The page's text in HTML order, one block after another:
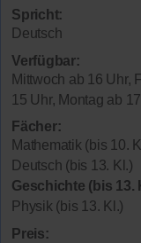
Spricht:
Deutsch
Verfügbar:
Mittwoch ab 16 Uhr,
15 Uhr, Montag ab
Fächer:
Mathematik (bis 10.
Deutsch (bis 13. Kl.)
Geschichte (bis 13.
Physik (bis 13. Kl.)
Preis: